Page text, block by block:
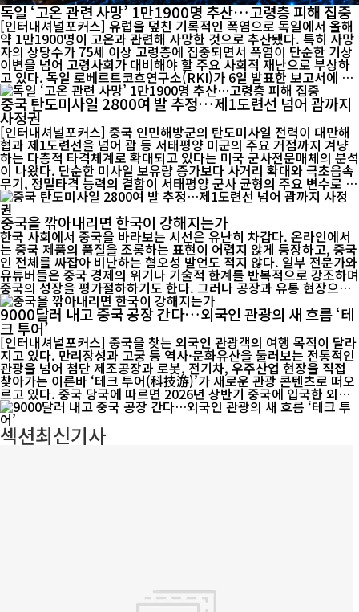
독일 ‘고온 관련 사망’ 1만1900명 추산…고령층 피해 집중
[인터내셔널포커스] 유럽을 덮친 기록적인 폭염으로 독일에서 올해
약 1만1900명이 고온과 관련해 사망한 것으로 추산됐다. 특히 사망
자의 상당수가 75세 이상 고령층에 집중되면서 폭염이 단순한 기상
이변을 넘어 고령사회가 대비해야 할 주요 사회적 재난으로 부상하
고 있다. 독일 로베르트코흐연구소(RKI)가 6일 발표한 보고서에 따
르면 올해 들어 7월 26일까지 독일의 고온 관련 사망자는 약 1만190
0명으로 추산됐다. 이는 2016년 이후 연간 기준으로 가장 많은 수준
이다. 다만 ‘고온 관련 사망’은 개별 사망자의 사인이 모두 폭염으로
직접 확인됐다는 의미는 아니다. 통상 일정 기간의 실제 사망자 수와
평년의 예상 사망자 수, 기온 변화 등을 종합해 고온의 영향을 통계
적으로 추정한다. 따라서 폭염이 인구집단의 사망 위험을 얼마나 높
였는지를 보여주는 지표로 이해할 필요가 있다. ...
중국 탄도미사일 2800여 발 추정…제1도련선 넘어 괌까지
사정권
[인터내셔널포커스] 중국 인민해방군의 탄도미사일 전력이 대만해
협과 제1도련선을 넘어 괌 등 서태평양 미군의 주요 거점까지 겨냥
하는 다층적 타격체계로 확대되고 있다는 미국 군사전문매체의 분석
이 나왔다. 단순한 미사일 보유량 증가보다 사거리 확대와 극초음속
무기, 정밀타격 능력의 결합이 서태평양 군사 균형의 주요 변수로 떠
오르고 있다는 평가다. 미국 군사전문매체 ‘더 워존(The War Zon
e)’은 최근 미 국방부 자료와 공개정보를 토대로 중국 로켓군의 단거
리·중거리·중장거리 탄도미사일 전력을 분석했다. 보도에 따르면
중국은 약 200기의 단거리 탄도미사일 발사대와 약 1000발의 미사
일을 운용하는 것으로 추정된다. DF-11·DF-15·DF-16 계열이 대표
적으로, 대만해협과 일본 남서부 등을 주요 작전 범위로 하는 전력으
로 평가된다. 사거리 1000~3000㎞급 중거리 탄도미사일은...
중국을 깎아내리면 한국이 강해지는가
한국 사회에서 중국을 바라보는 시선은 유난히 차갑다. 온라인에서
는 중국 제품의 품질을 조롱하는 표현이 어렵지 않게 등장하고, 중국
인 전체를 싸잡아 비난하는 혐오성 발언도 적지 않다. 일부 전문가와
유튜버들은 중국 경제의 위기나 기술적 한계를 반복적으로 강조하며
중국의 성장을 평가절하하기도 한다. 그러나 공장과 유통 현장으로
들어가면 이야기는 달라진다. 한국 경제는 생각보다 훨씬 깊숙이 중
국의 제조업과 공급망에 연결돼 있다. 관세청이 2025년 3~6월 1,57
6개 수출입업체의 통관·거래 자료 등을 분석하고 67개 업체를 집중
점검한 결과, 23개 업체에서 671억 원 상당의 원산지 표시 위반이
적발됐다. 중국산 리프팅 밴드를 국내에서 다시 포장하면서 ‘Made
in China’ 표시를 제거하고 약 13억 원어치를 유통한 사례가 있었고,
중국산 한방용 침을 국내에서 연마·세척한 뒤 국산으로 표시해 약 7
1억 원어치를 판매한 사례도 ...
9000달러 내고 중국 공장 간다…외국인 관광의 새 흐름 ‘테
크 투어’
[인터내셔널포커스] 중국을 찾는 외국인 관광객의 여행 목적이 달라
지고 있다. 만리장성과 고궁 등 역사·문화유산을 둘러보는 전통적인
관광을 넘어 첨단 제조공장과 로봇, 전기차, 우주산업 현장을 직접
찾아가는 이른바 ‘테크 투어(科技游)’가 새로운 관광 콘텐츠로 떠오
르고 있다. 중국 당국에 따르면 2026년 상반기 중국에 입국한 외국
인은 2291만4000명으로 전년 동기보다 20.4% 증가했다. 무비자
입국 확대와 입국 절차 간소화 등이 관광객 증가를 뒷받침한 가운데,
중국의 첨단산업 현장을 직접 확인하려는 수요도 나타나고 있다. 미
국 기술 전문매체 ‘레스트 오브 월드(Rest of World)’는 일부 외국
섹션최신기사